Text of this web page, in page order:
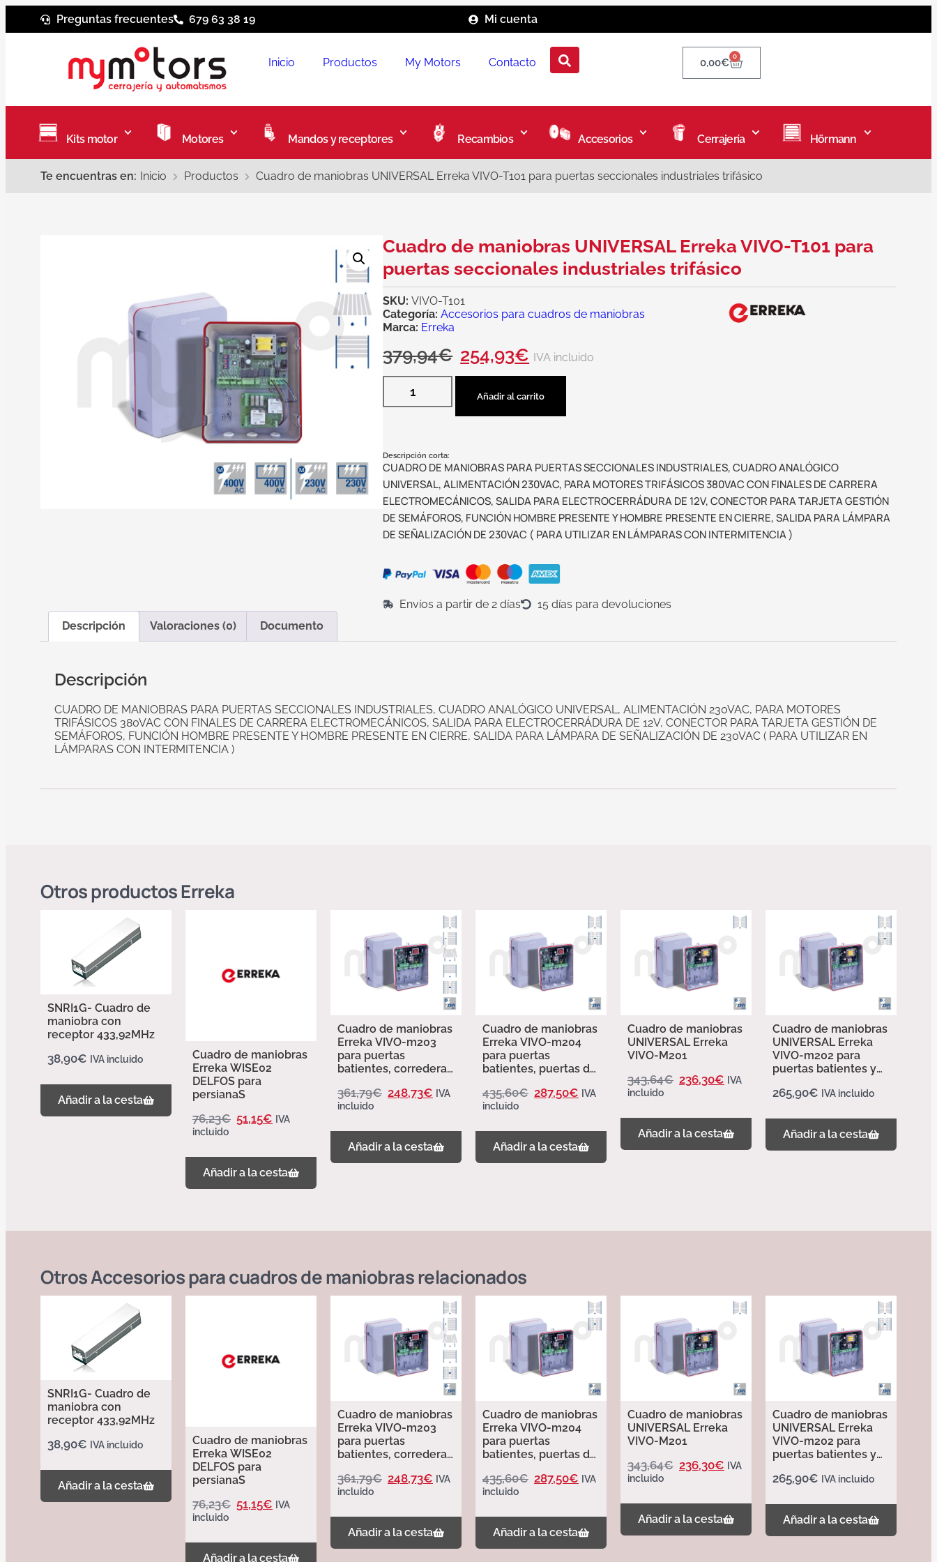
Preguntas frecuentes 679 63 38 19 Mi cuenta
Inicio Productos My Motors Contacto 0,00€ 0
Kits motor Motores Mandos y receptores Recambios Accesorios Cerrajería Hörmann
Te encuentras en: Inicio Productos Cuadro de maniobras UNIVERSAL Erreka VIVO-T101 para puertas seccionales industriales trifásico
Cuadro de maniobras UNIVERSAL Erreka VIVO-T101 para
puertas seccionales industriales trifásico
SKU:VIVO-T101
Categoría:Accesorios para cuadros de maniobras
Marca: Erreka
379,94€ 254,93€ IVA incluido
Añadir al carrito
Descripción corta:
CUADRO DE MANIOBRAS PARA PUERTAS SECCIONALES INDUSTRIALES, CUADRO ANALÓGICO
UNIVERSAL, ALIMENTACIÓN 230VAC, PARA MOTORES TRIFÁSICOS 380VAC CON FINALES DE CARRERA
ELECTROMECÁNICOS, SALIDA PARA ELECTROCERRÁDURA DE 12V, CONECTOR PARA TARJETA GESTIÓN
DE SEMÁFOROS, FUNCIÓN HOMBRE PRESENTE Y HOMBRE PRESENTE EN CIERRE, SALIDA PARA LÁMPARA
DE SEÑALIZACIÓN DE 230VAC ( PARA UTILIZAR EN LÁMPARAS CON INTERMITENCIA )
Envíos a partir de 2 días
15 días para devoluciones
Descripción
Valoraciones (0) Documento
Descripción
CUADRO DE MANIOBRAS PARA PUERTAS SECCIONALES INDUSTRIALES, CUADRO ANALÓGICO UNIVERSAL, ALIMENTACIÓN 230VAC, PARA MOTORES
TRIFÁSICOS 380VAC CON FINALES DE CARRERA ELECTROMECÁNICOS, SALIDA PARA ELECTROCERRÁDURA DE 12V, CONECTOR PARA TARJETA GESTIÓN DE
SEMÁFOROS, FUNCIÓN HOMBRE PRESENTE Y HOMBRE PRESENTE EN CIERRE, SALIDA PARA LÁMPARA DE SEÑALIZACIÓN DE 230VAC ( PARA UTILIZAR EN
LÁMPARAS CON INTERMITENCIA )
Otros productosErreka
SNRI1G- Cuadro de
maniobra con
receptor 433,92MHz
38,90€ IVA incluido
Añadir a la cesta
Cuadro de maniobras
Erreka WISE02
DELFOS para
persianaS
76,23€ 51,15€ IVA
incluido
Añadir a la cesta
Cuadro de maniobras
Erreka VIVO-m203
para puertas
batientes, correderas
361,79€ 248,73€ IVA
incluido
Añadir a la cesta
Cuadro de maniobras
Erreka VIVO-m204
para puertas
batientes, puertas de
basculantes
435,60€ 287,50€ IVA
incluido
Añadir a la cesta
Cuadro de maniobras
UNIVERSAL Erreka
VIVO-M201
343,64€ 236,30€ IVA
incluido
Añadir a la cesta
Cuadro de maniobras
UNIVERSAL Erreka
VIVO-m202 para
puertas batientes y
265,90€ IVA incluido
Añadir a la cesta
OtrosAccesorios para cuadros de maniobrasrelacionados
SNRI1G- Cuadro de
maniobra con
receptor 433,92MHz
38,90€ IVA incluido
Añadir a la cesta
Cuadro de maniobras
Erreka WISE02
DELFOS para
persianaS
76,23€ 51,15€ IVA
incluido
Añadir a la cesta
Cuadro de maniobras
Erreka VIVO-m203
para puertas
batientes, correderas
361,79€ 248,73€ IVA
incluido
Añadir a la cesta
Cuadro de maniobras
Erreka VIVO-m204
para puertas
batientes, puertas de
basculantes
435,60€ 287,50€ IVA
incluido
Añadir a la cesta
Cuadro de maniobras
UNIVERSAL Erreka
VIVO-M201
343,64€ 236,30€ IVA
incluido
Añadir a la cesta
Cuadro de maniobras
UNIVERSAL Erreka
VIVO-m202 para
puertas batientes y
265,90€ IVA incluido
Añadir a la cesta